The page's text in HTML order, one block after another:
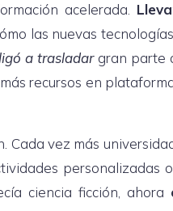
acelerada.
las nuevas
a trasladar gran parte
más recursos en
Cada vez más
personalizadas
ciencia ficción, ahora